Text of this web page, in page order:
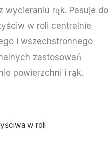
wycieraniu rąk. Pasuje do
w roli centralnie
i wszechstronnego
zastosowań
powierzchni i rąk.
w roli